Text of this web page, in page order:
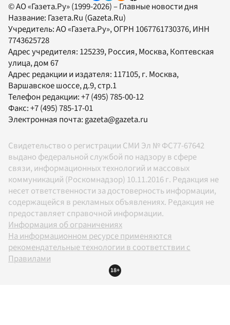
© АО «Газета.Ру» (1999-2026) – Главные новости дня
Название: Газета.Ru (Gazeta.Ru)
Учредитель:АО «Газета.Ру», ОГРН 1067761730376, ИНН
7743625728
Адрес учредителя: 125239, Россия, Москва, Коптевская
улица, дом 67
Адрес редакции и издателя: 117105, г. Москва,
Варшавское шоссе, д.9, стр.1
Телефон редакции:+7 (495) 785-00-12
Факс:+7 (495) 785-17-01
Электронная почта:gazeta@gazeta.ru
Свидетельство о регистрации СМИ Эл № ФС77-67642
выдано федеральной службой по надзору в сфере
связи, информационных технологий и массовых
коммуникаций (Роскомнадзор) 10.11.2016 г. Редакция не
несет ответственности за достоверность информации,
содержащейся в рекламных объявлениях. Редакция не
предоставляет справочной информации.
Информация об ограничениях
На информационном ресурсе применяются
рекомендательные технологии в соответствии с
Правилами
18+